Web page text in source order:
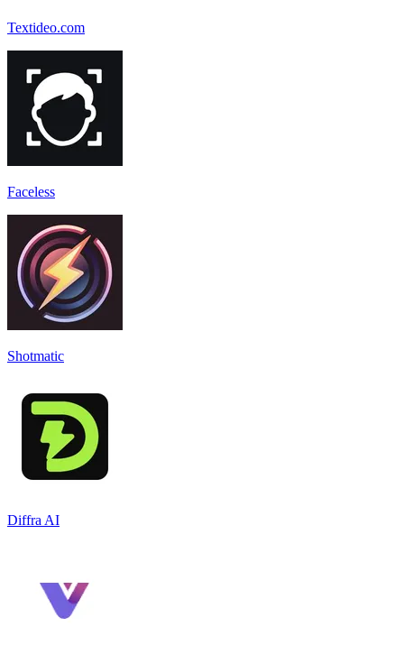
Textideo.com
Faceless
Shotmatic
Diffra AI